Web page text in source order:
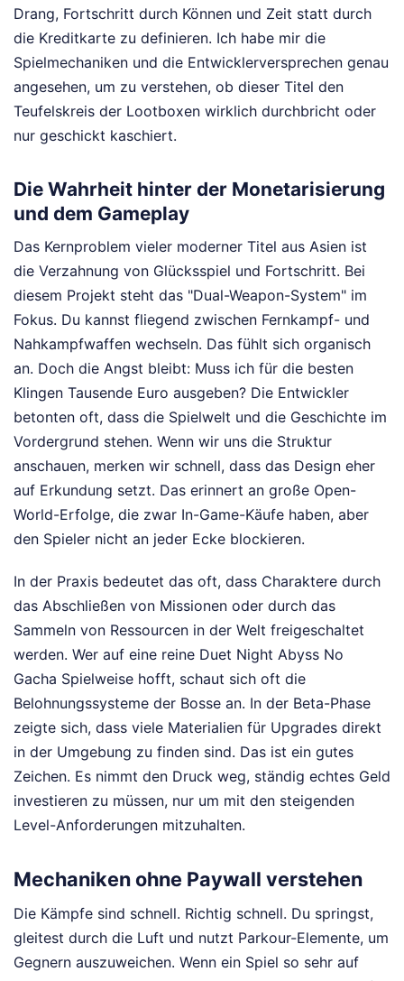
Drang, Fortschritt durch Können und Zeit statt durch
die Kreditkarte zu definieren. Ich habe mir die
Spielmechaniken und die Entwicklerversprechen genau
angesehen, um zu verstehen, ob dieser Titel den
Teufelskreis der Lootboxen wirklich durchbricht oder
nur geschickt kaschiert.
Die Wahrheit hinter der Monetarisierung
und dem Gameplay
Das Kernproblem vieler moderner Titel aus Asien ist
die Verzahnung von Glücksspiel und Fortschritt. Bei
diesem Projekt steht das "Dual-Weapon-System" im
Fokus. Du kannst fliegend zwischen Fernkampf- und
Nahkampfwaffen wechseln. Das fühlt sich organisch
an. Doch die Angst bleibt: Muss ich für die besten
Klingen Tausende Euro ausgeben? Die Entwickler
betonten oft, dass die Spielwelt und die Geschichte im
Vordergrund stehen. Wenn wir uns die Struktur
anschauen, merken wir schnell, dass das Design eher
auf Erkundung setzt. Das erinnert an große Open-
World-Erfolge, die zwar In-Game-Käufe haben, aber
den Spieler nicht an jeder Ecke blockieren.
In der Praxis bedeutet das oft, dass Charaktere durch
das Abschließen von Missionen oder durch das
Sammeln von Ressourcen in der Welt freigeschaltet
werden. Wer auf eine reine Duet Night Abyss No
Gacha Spielweise hofft, schaut sich oft die
Belohnungssysteme der Bosse an. In der Beta-Phase
zeigte sich, dass viele Materialien für Upgrades direkt
in der Umgebung zu finden sind. Das ist ein gutes
Zeichen. Es nimmt den Druck weg, ständig echtes Geld
investieren zu müssen, nur um mit den steigenden
Level-Anforderungen mitzuhalten.
Mechaniken ohne Paywall verstehen
Die Kämpfe sind schnell. Richtig schnell. Du springst,
gleitest durch die Luft und nutzt Parkour-Elemente, um
Gegnern auszuweichen. Wenn ein Spiel so sehr auf